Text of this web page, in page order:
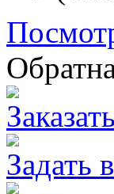
Задать